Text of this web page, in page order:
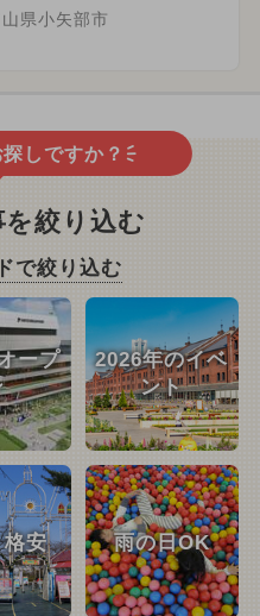
県小矢部市
しですか？
絞り込む
で絞り込む
ープ
2026年のイベ
ント
格安 雨の日OK